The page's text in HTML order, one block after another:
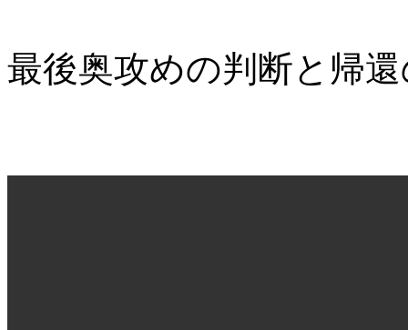
最後奥攻めの判断と帰